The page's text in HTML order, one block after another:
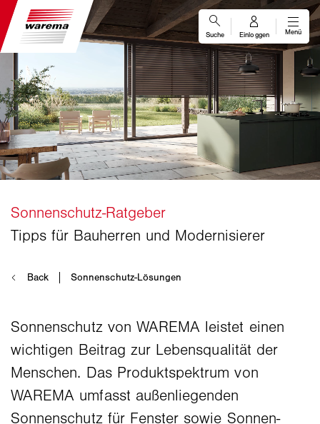
Sonnenschutz von WAREMA leistet einen
wichtigen Beitrag zur Lebensqualität der
Menschen. Das Produktspektrum von
WAREMA umfasst außenliegenden
Sonnenschutz für Fenster sowie Sonnen-